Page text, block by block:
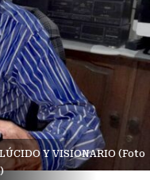
Y VISIONARIO (Foto